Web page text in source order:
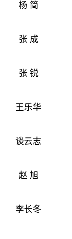
杨 简
张 成
张 锐
王乐华
谈云志
赵 旭
李长冬